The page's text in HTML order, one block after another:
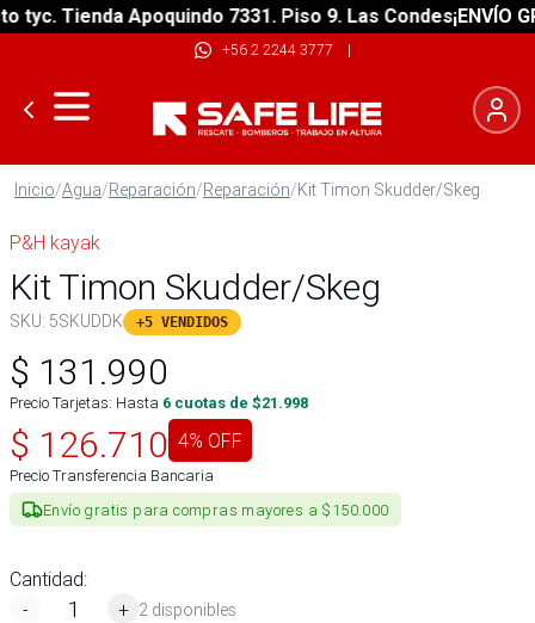
Tienda Apoquindo 7331. Piso 9. Las Condes¡ENVÍO
+56 2 2244 3777 |
Inicio/Agua/Reparación/Reparación/Kit Timon Skudder/Skeg
P&H kayak
Kit Timon Skudder/Skeg
SKU: 5SKUDDK +5 VENDIDOS
$ 131.990
Precio Tarjetas: Hasta 6 cuotas de $21.998
$ 126.710 4% OFF
Precio Transferencia Bancaria
Envío gratis para compras mayores a $150.000
Cantidad:
-
+ 2 disponibles